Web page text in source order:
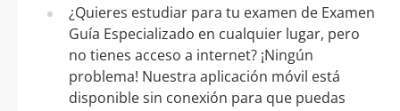
¿Quieres estudiar para tu examen de Examen
Guía Especializado en cualquier lugar, pero
no tienes acceso a internet? ¡Ningún
problema! Nuestra aplicación móvil está
disponible sin conexión para que puedas